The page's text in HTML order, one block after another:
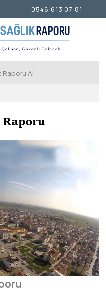
Raporu Al
Raporu
0546 613 07 81